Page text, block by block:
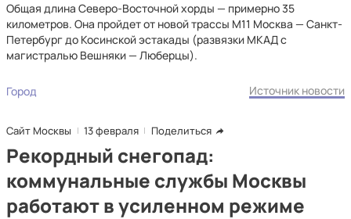
Общая длина Северо-Восточной хорды — примерно 35
километров. Она пройдет от новой трассы М11 Москва — Санкт-
Петербург до Косинской эстакады (развязки МКАД с
магистралью Вешняки — Люберцы).
Город Источник новости
Сайт Москвы 13 февраля Поделиться
Рекордный снегопад:
коммунальные службы Москвы
работают в усиленном режиме